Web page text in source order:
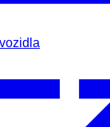
autožeriavy
kontajnerov
nadstavby